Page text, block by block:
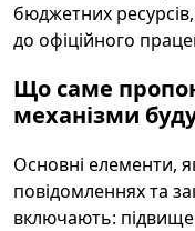
бюджетних
до офіційного
Що саме
механізми
Основні елементи,
повідомленнях та
включають: